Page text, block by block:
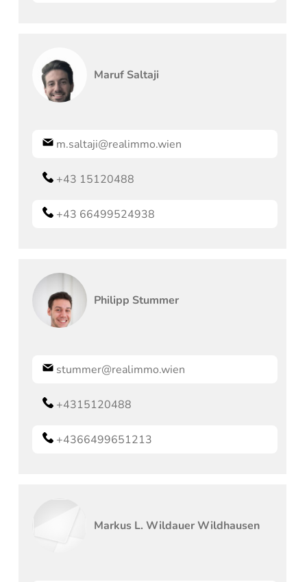
Maruf Saltaji
m.saltaji@realimmo.wien
+43 15120488
+43 66499524938
Philipp Stummer
stummer@realimmo.wien
+4315120488
+4366499651213
Markus L. Wildauer Wildhausen